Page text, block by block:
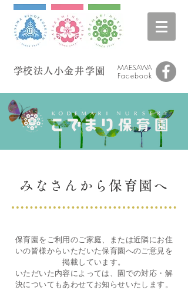
​学校法人小金井学園
MAESAWA
Facebook
みなさんから保育園へ
保育園をご利用のご家庭、または近隣にお住
いの皆様からいただいた保育園へのご意見を
掲載しています。
​いただいた内容によっては、園での対応・解
決についてもあわせてお知らせいたします。